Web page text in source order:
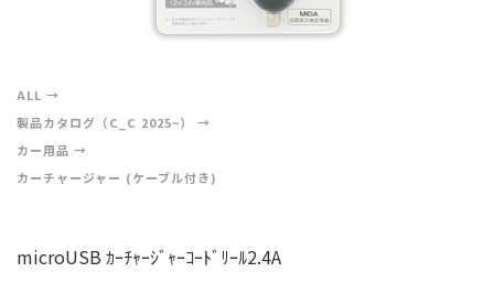
ALL
製品カタログ（C_C 2025~）
カー用品
カーチャージャー (ケーブル付き)
microUSB ｶｰﾁｬｰｼﾞｬｰｺｰﾄﾞﾘｰﾙ2.4A